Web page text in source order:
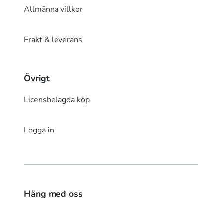
Allmänna villkor
Frakt & leverans
Övrigt
Licensbelagda köp
Logga in
Häng med oss